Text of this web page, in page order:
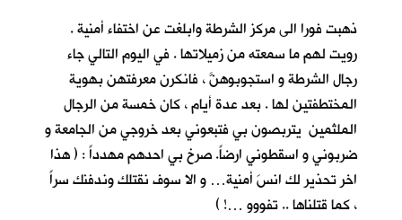
ذهبت فورا الى مركز الشرطة وابلغت عن اختفاء أمنية .
رويت لهم ما سمعته من زميلاتها . في اليوم التالي جاء
رجال الشرطة و استجوبوهنَّ ، فانكرن معرفتهن بهوية
المختطفتين لها . بعد عدة أيام ، كان خمسة من الرجال
الملثمين يتربصون بي فتبعوني بعد خروجي من الجامعة و
ضربوني و اسقطوني ارضاً. صرخ بي احدهم مهدداً : ( هذا
اخر تحذير لك انسَ أمنية… و الا سوف نقتلك وندفنك سراً
، كما قتلناها .. تفووو …! )